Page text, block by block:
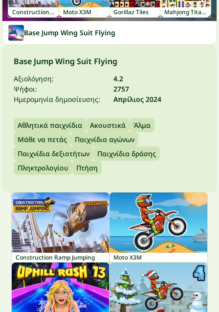
Construction Ramp Jumping Moto X3M Gorillaz Tiles Mahjong Titans
Base Jump Wing Suit Flying
Base Jump Wing Suit Flying
Αξιολόγηση:
4.2
Ψήφοι:
2757
Ημερομηνία δημοσίευσης:
Απρίλιος 2024
Αθλητικά παιχνίδια Ακουστικά
Άλμα
Μάθε να πετάς
Παιχνίδια αγώνων
Παιχνίδια δεξιοτήτων
Παιχνίδια δράσης
Πληκτρολογίου
Πτήση
Construction Ramp Jumping Moto X3M